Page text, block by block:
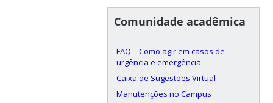
Comunidade acadêmica
FAQ – Como agir em casos de
urgência e emergência
Caixa de Sugestões Virtual
Manutenções no Campus